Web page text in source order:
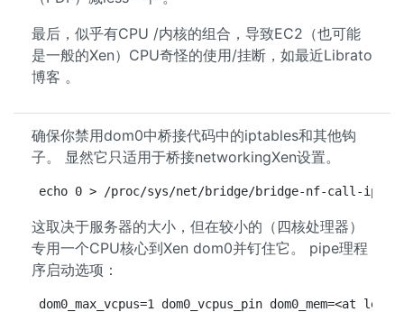
最后，似乎有CPU /内核的组合，导致EC2（也可能
是一般的Xen）CPU奇怪的使用/挂断，如最近Librato
博客 。
确保你禁用dom0中桥接代码中的iptables和其他钩
子。 显然它只适用于桥接networkingXen设置。
echo 0 > /proc/sys/net/bridge/bridge-nf-call-
这取决于服务器的大小，但在较小的（四核处理器）
专用一个CPU核心到Xen dom0并钉住它。 pipe理程
序启动选项：
dom0_max_vcpus=1 dom0_vcpus_pin dom0_mem=<at least